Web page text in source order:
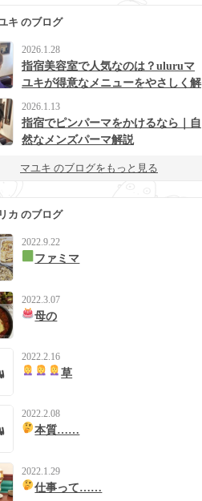
キ のブログ
2026.1.28
指宿美容室で人気なのは？uluruマ
ユキが得意なメニューをやさしく解
2026.1.13
指宿でピンパーマをかけるなら｜自
然なメンズパーマ解説
マユキ のブログをもっと見る
カ のブログ
2022.9.22
ファミマ
2022.3.07
母の
2022.2.16
草
2022.2.08
本質……
2022.1.29
仕事って……